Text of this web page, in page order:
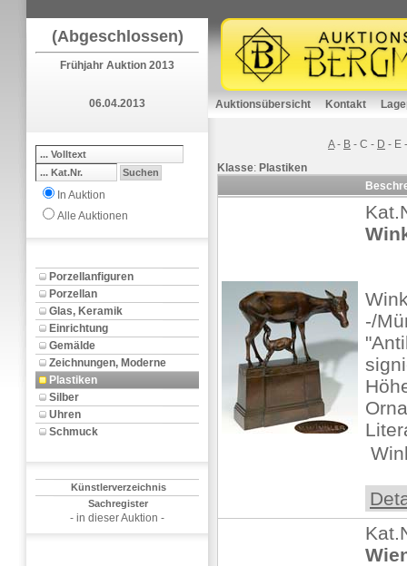
(Abgeschlossen)
Frühjahr Auktion 2013
06.04.2013
In Auktion
Alle Auktionen
Porzellanfiguren
Porzellan
Glas, Keramik
Einrichtung
Gemälde
Zeichnungen, Moderne
Plastiken
Silber
Uhren
Schmuck
Künstlerverzeichnis
Sachregister
- in dieser Auktion -
Auktionsübersicht Kontakt
A- B - C - D - E
Klasse: Plastiken
-/